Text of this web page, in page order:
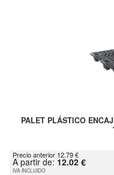
PALET PLÁSTICO
Precio anterior 12.79 €
A partir de: 12.02 €
IVA INCLUIDO